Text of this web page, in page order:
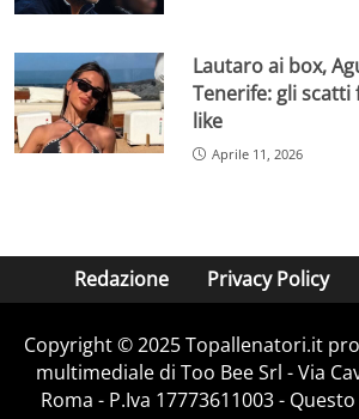
Lautaro ai box,
Tenerife: gli
like
Aprile 11, 2026
Redazione Privacy Policy
Copyright © 2025 Topallenatori.it
multimediale di Too Bee Srl - Via
Roma - P.Iva 17773611003 -